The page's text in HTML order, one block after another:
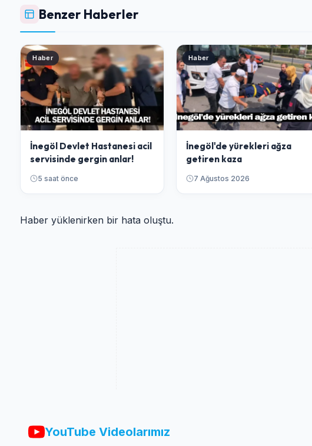
Benzer Haberler
Haber
İnegöl Devlet Hastanesi acil
servisinde gergin anlar!
5 saat önce
Haber
İnegöl'de yürekleri ağza
getiren kaza
7 Ağustos 2026
Haber yüklenirken bir hata oluştu.
YouTube Videolarımız